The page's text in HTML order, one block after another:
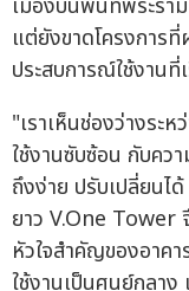
เมืองบนพื้นที่พระรา
แต่ยังขาดโครงการ
ประสบการณ์ใช้งาน
"เราเห็นช่องว่างระ
ใช้งานซับซ้อน กับคว
ถึงง่าย ปรับเปลี่ยนไ
ยาว V.One Tower
หัวใจสำคัญของอาค
ใช้งานเป็นศูนย์กลา